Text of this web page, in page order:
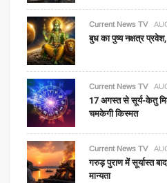
Current News TV
बुध का पुष्य नक्षत्र
Current News TV
17 अगस्त से सूर्य-केतु
चमकेगी किस्मत
Current News TV
गरुड़ पुराण में सूर्यास्त
मान्यता